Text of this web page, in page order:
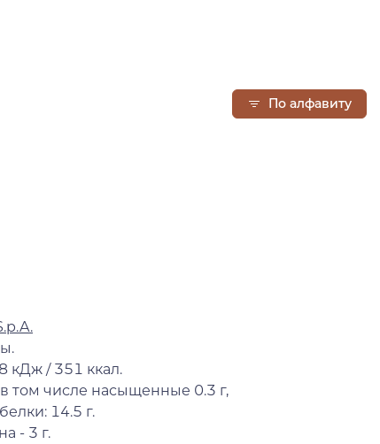
кДж / 351 ккал.
том числе насыщенные 0.3 г,
14.5 г.
- 3 г.
По алфавиту